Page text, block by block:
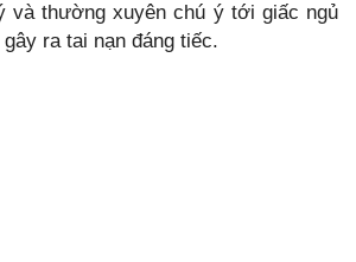
và thường xuyên chú ý tới giấc ngủ
ra tai nạn đáng tiếc.